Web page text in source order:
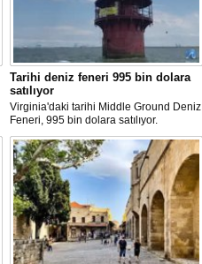
Tarihi deniz feneri 995 bin dolara
satılıyor
Virginia'daki tarihi Middle Ground Deniz
Feneri, 995 bin dolara satılıyor.
Restorasyon sürecinde kendi enerjisini
üretebilen bir yaşam alanına
dönüştürüldü.